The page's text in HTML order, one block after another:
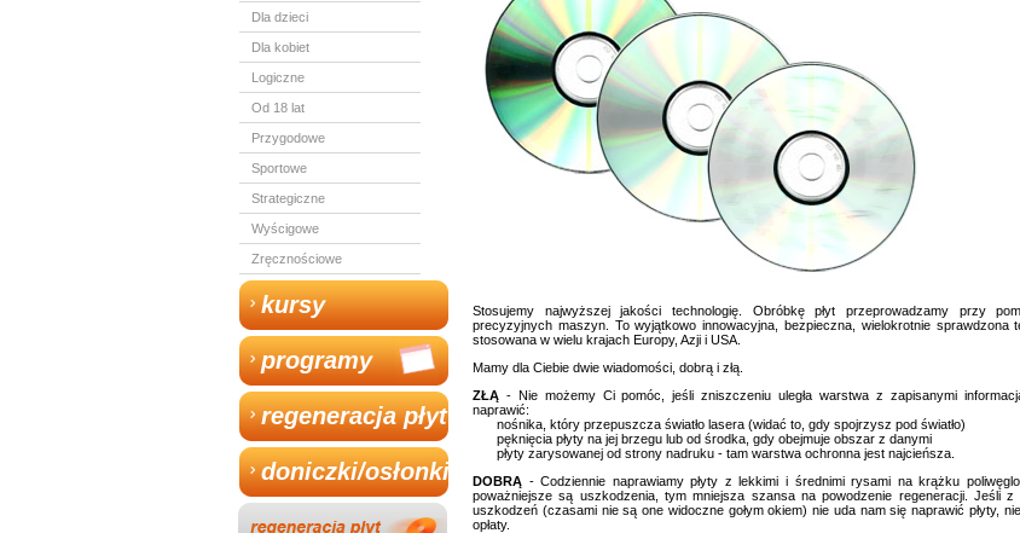
Dla dzieci
Dla kobiet
Logiczne
Od 18 lat
Przygodowe
Sportowe
Strategiczne
Wyścigowe
Zręcznościowe
kursy
programy
regeneracja płyt
doniczki/osłonki
Stosujemy najwyższej jakości technologię. Obróbkę płyt przeprowadzamy przy
precyzyjnych maszyn. To wyjątkowo innowacyjna, bezpieczna, wielokrotnie sprawdzona
stosowana w wielu krajach Europy, Azji i USA.
Mamy dla Ciebie dwie wiadomości, dobrą i złą.
ZŁĄ - Nie możemy Ci pomóc, jeśli zniszczeniu uległa warstwa z zapisanymi
naprawić:
nośnika, który przepuszcza światło lasera (widać to, gdy spojrzysz pod światło)
pęknięcia płyty na jej brzegu lub od środka, gdy obejmuje obszar z danymi
płyty zarysowanej od strony nadruku - tam warstwa ochronna jest najcieńsza.
DOBRĄ - Codziennie naprawiamy płyty z lekkimi i średnimi rysami na krążku
poważniejsze są uszkodzenia, tym mniejsza szansa na powodzenie regeneracji. Jeśli z
uszkodzeń (czasami nie są one widoczne gołym okiem) nie uda nam się naprawić płyty,
opłaty.